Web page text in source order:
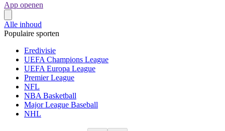
App openen
Alle inhoud
Populaire sporten
Eredivisie
UEFA Champions League
UEFA Europa League
Premier League
NFL
NBA Basketball
Major League Baseball
NHL